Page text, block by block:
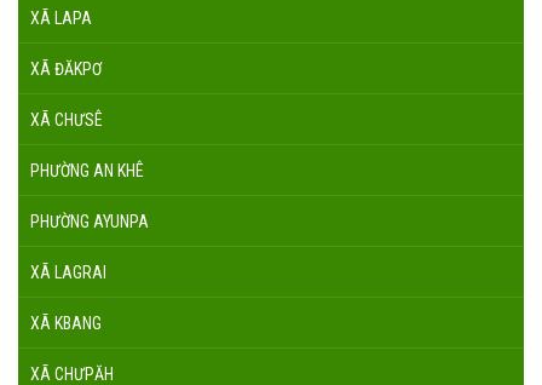
XÃ LAPA
XÃ ĐĂKPƠ
XÃ CHƯSÊ
PHƯỜNG AN KHÊ
PHƯỜNG AYUNPA
XÃ LAGRAI
XÃ KBANG
XÃ CHƯPĂH